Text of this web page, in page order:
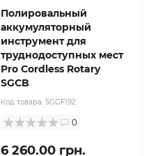
Полировальный
аккумуляторный
инструмент для
труднодоступных мест
Pro Cordless Rotary
SGCB
Код товара: SGGF192
0
6 260.00 грн.